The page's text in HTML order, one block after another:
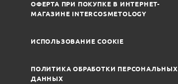
ОФЕРТА ПРИ ПОКУПКЕ В ИНТЕРНЕТ-
МАГАЗИНЕ INTERCOSMETOLOGY
ИСПОЛЬЗОВАНИЕ COOKIE
ПОЛИТИКА ОБРАБОТКИ ПЕРСОНАЛЬНЫХ
ДАННЫХ